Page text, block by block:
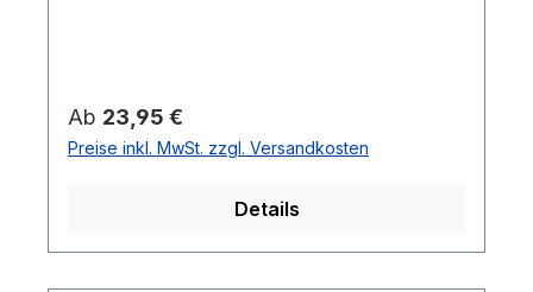
Regulärer Preis:
Ab 23,95 €
Preise inkl. MwSt. zzgl. Versandkosten
Details